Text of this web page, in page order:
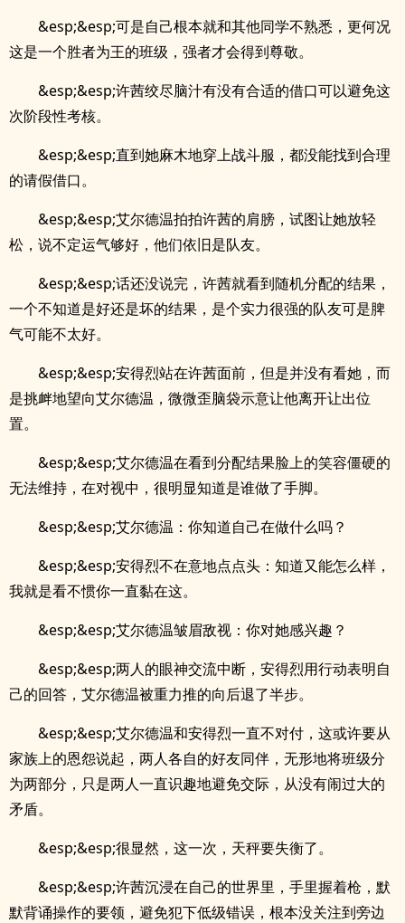
&esp;&esp;可是自己根本就和其他同学不熟悉，更何况
这是一个胜者为王的班级，强者才会得到尊敬。
&esp;&esp;许茜绞尽脑汁有没有合适的借口可以避免这
次阶段性考核。
&esp;&esp;直到她麻木地穿上战斗服，都没能找到合理
的请假借口。
&esp;&esp;艾尔德温拍拍许茜的肩膀，试图让她放轻
松，说不定运气够好，他们依旧是队友。
&esp;&esp;话还没说完，许茜就看到随机分配的结果，
一个不知道是好还是坏的结果，是个实力很强的队友可是脾
气可能不太好。
&esp;&esp;安得烈站在许茜面前，但是并没有看她，而
是挑衅地望向艾尔德温，微微歪脑袋示意让他离开让出位
置。
&esp;&esp;艾尔德温在看到分配结果脸上的笑容僵硬的
无法维持，在对视中，很明显知道是谁做了手脚。
&esp;&esp;艾尔德温：你知道自己在做什么吗？
&esp;&esp;安得烈不在意地点点头：知道又能怎么样，
我就是看不惯你一直黏在这。
&esp;&esp;艾尔德温皱眉敌视：你对她感兴趣？
&esp;&esp;两人的眼神交流中断，安得烈用行动表明自
己的回答，艾尔德温被重力推的向后退了半步。
&esp;&esp;艾尔德温和安得烈一直不对付，这或许要从
家族上的恩怨说起，两人各自的好友同伴，无形地将班级分
为两部分，只是两人一直识趣地避免交际，从没有闹过大的
矛盾。
&esp;&esp;很显然，这一次，天秤要失衡了。
&esp;&esp;许茜沉浸在自己的世界里，手里握着枪，默
默背诵操作的要领，避免犯下低级错误，根本没关注到旁边